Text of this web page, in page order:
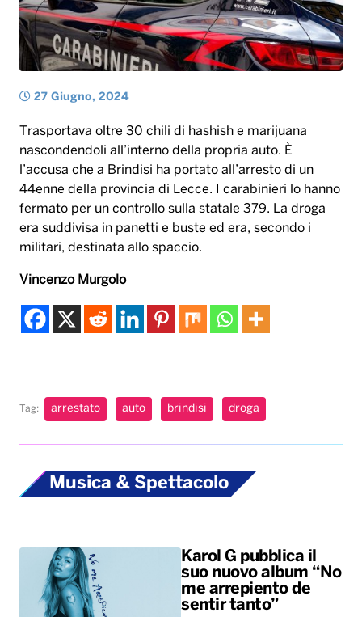
27 Giugno, 2024
Trasportava oltre 30 chili di hashish e marijuana
nascondendoli all’interno della propria auto. È
l’accusa che a Brindisi ha portato all’arresto di un
44enne della provincia di Lecce. I carabinieri lo hanno
fermato per un controllo sulla statale 379. La droga
era suddivisa in panetti e buste ed era, secondo i
militari, destinata allo spaccio.
Vincenzo Murgolo
Tag: arrestato auto brindisi droga
Musica & Spettacolo
Karol G pubblica il
suo nuovo album “No
me arrepiento de
sentir tanto”